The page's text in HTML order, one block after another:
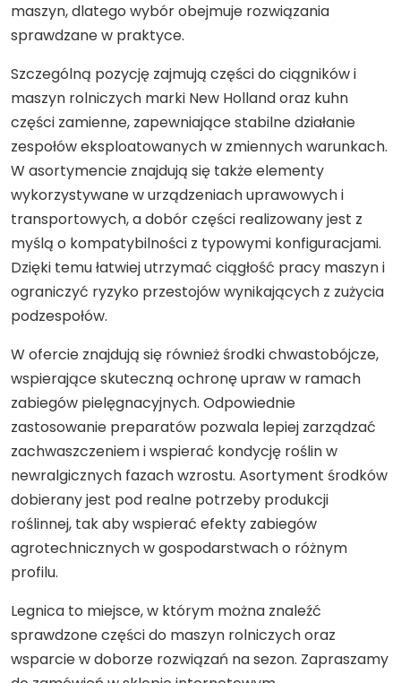
maszyn, dlatego wybór obejmuje rozwiązania
sprawdzane w praktyce.
Szczególną pozycję zajmują części do ciągników i
maszyn rolniczych marki New Holland oraz kuhn
części zamienne, zapewniające stabilne działanie
zespołów eksploatowanych w zmiennych warunkach.
W asortymencie znajdują się także elementy
wykorzystywane w urządzeniach uprawowych i
transportowych, a dobór części realizowany jest z
myślą o kompatybilności z typowymi konfiguracjami.
Dzięki temu łatwiej utrzymać ciągłość pracy maszyn i
ograniczyć ryzyko przestojów wynikających z zużycia
podzespołów.
W ofercie znajdują się również środki chwastobójcze,
wspierające skuteczną ochronę upraw w ramach
zabiegów pielęgnacyjnych. Odpowiednie
zastosowanie preparatów pozwala lepiej zarządzać
zachwaszczeniem i wspierać kondycję roślin w
newralgicznych fazach wzrostu. Asortyment środków
dobierany jest pod realne potrzeby produkcji
roślinnej, tak aby wspierać efekty zabiegów
agrotechnicznych w gospodarstwach o różnym
profilu.
Legnica to miejsce, w którym można znaleźć
sprawdzone części do maszyn rolniczych oraz
wsparcie w doborze rozwiązań na sezon. Zapraszamy